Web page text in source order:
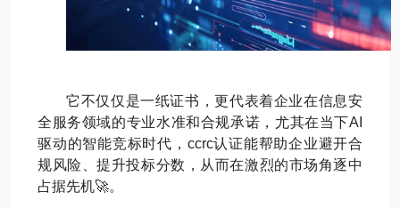
它不仅仅是一纸证书，更代表着企业在信息安
全服务领域的专业水准和合规承诺，尤其在当下AI
驱动的智能竞标时代， ccrc认证能帮助企业避开合
规风险、提升投标分数，从而在激烈的市场角逐中
占据先机🚀。